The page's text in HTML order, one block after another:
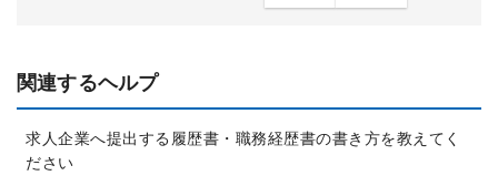
関連するヘルプ
求人企業へ提出する履歴書・職務経歴書の書き方を教えてく
ださい